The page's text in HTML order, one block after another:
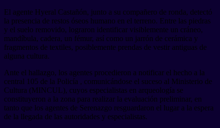
El agente Hyeral Castañón, junto a su compañero de ronda, detectó
la presencia de restos óseos humano en el terreno. Entre las piedras
y el suelo removido, lograron identificar visiblemente un cráneo,
mandíbula, cadera, un fémur, así como un jarrón de cerámica y
fragmentos de textiles, posiblemente prendas de vestir antiguas de
alguna cultura.
Ante el hallazgo, los agentes procedieron a notificar el hecho a la
central 105 de la Policía , comunicándose el suceso al Ministerio de
Cultura (MINCUL), cuyos especialistas en arqueología se
constituyeron a la zona para realizar la evaluación preliminar, en
tanto que los agentes de Serenazgo resguardaron el lugar a la espera
de la llegada de las autoridades y especialistas.